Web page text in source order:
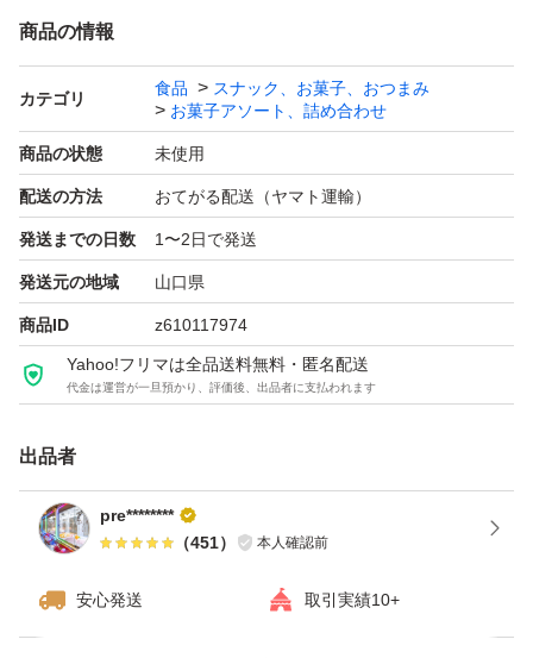
箱にわずかな凹みや傷があったり、
時間指定可能です。
また、梱包する段ボールの形状によっては、数点バラして
入れさせていただく場合がございます。
封を開ける事はありませんが、お安くしていますのでご理
解いただけますようお願い致します。
商品の情報
カテゴリ
食品
スナック、お菓子、おつまみ
お菓子アソート、詰め合わせ
商品の状態 未使用
配送の方法 おてがる配送（ヤマト運輸）
発送までの日数 1〜2日で発送
発送元の地域 山口県
商品ID z610117974
Yahoo!フリマは全品送料無料・匿名配送
代金は運営が一旦預かり、評価後、出品者に支払われます
出品者
pre********
（451） 本人確認前
安心発送 取引実績10+